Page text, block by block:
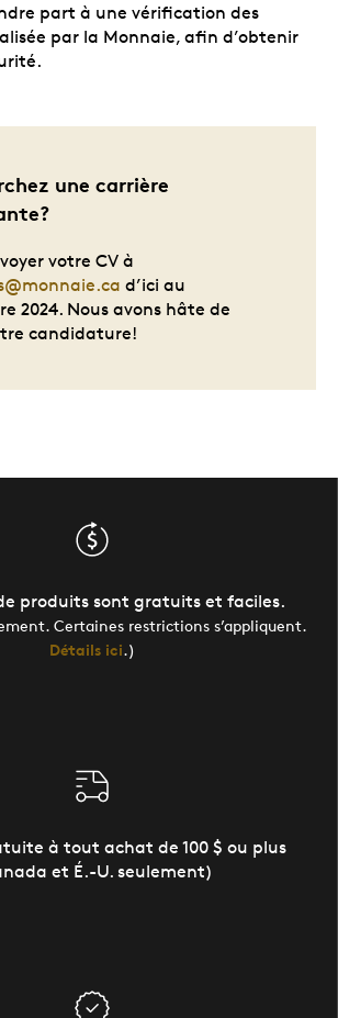
part à une vérification des
par la Monnaie, afin d’obtenir
une carrière
votre CV à
d’ici au
2024. Nous avons hâte de
candidature!
produits sont gratuits et faciles.
Certaines restrictions s’appliquent.
Détails ici.)
à tout achat de 100 $ ou plus
et É.-U. seulement)